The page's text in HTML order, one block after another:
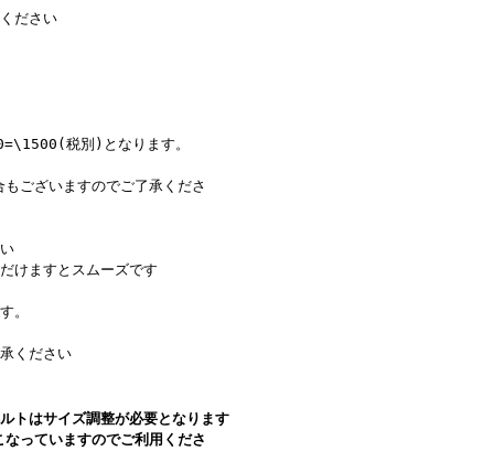
ださい
税別)となります。
ございますのでご了承くださ
けますとスムーズです
。
ください
トはサイズ調整が必要となります
っていますのでご利用くださ